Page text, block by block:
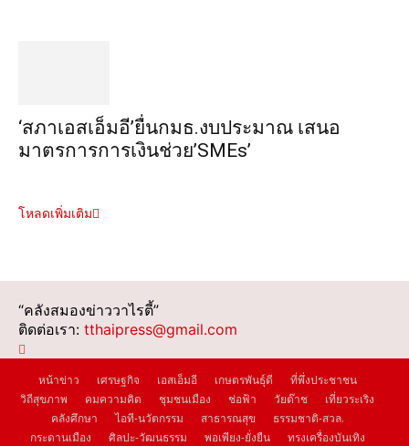
‘สภาเอสเอ็มอี’ยื่นกมธ.งบประมาณ เสนอ
มาตรการการเงินช่วย’SMEs’
โหลดเพิ่มเติม
“คลังสมองข่าววาไรตี้”
ติดต่อเรา: tthaipress@gmail.com
หน้าข่าว เศรษฐกิจ เอสเอ็มอี เกษตรพันธุ์ดี
ที่พึ่งประชาชน
วิถีสุขภาพ
คมความคิด ชุมชนเมือง ช่อฟ้า วัยต๊าช
เที่ยวระเริง
คลังศึกษา
ไอที-นวัตกรรม สาธารณสุข
ธรรมชาติ-สวล.
กระดานเมือง
ศิลปะ-วัฒนธรรม พอเพียง-ยั่งยืน ทรงเครื่องบันเทิง